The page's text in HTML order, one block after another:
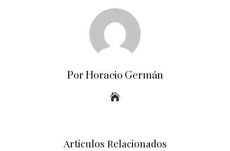
Por Horacio Germán
Articulos Relacionados